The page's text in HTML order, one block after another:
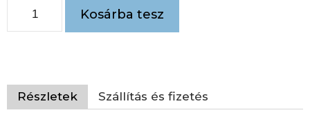
Kosárba tesz
Részletek Szállítás és fizetés